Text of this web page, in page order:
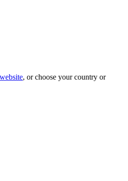
, or choose your country or